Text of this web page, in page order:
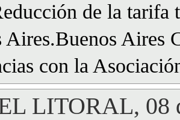
de la tarifa
Aires.Buenos Aires
con la
LITORAL, 08